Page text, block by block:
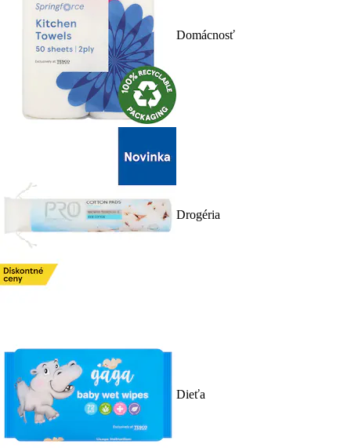
Domácnosť
Drogéria
Dieťa